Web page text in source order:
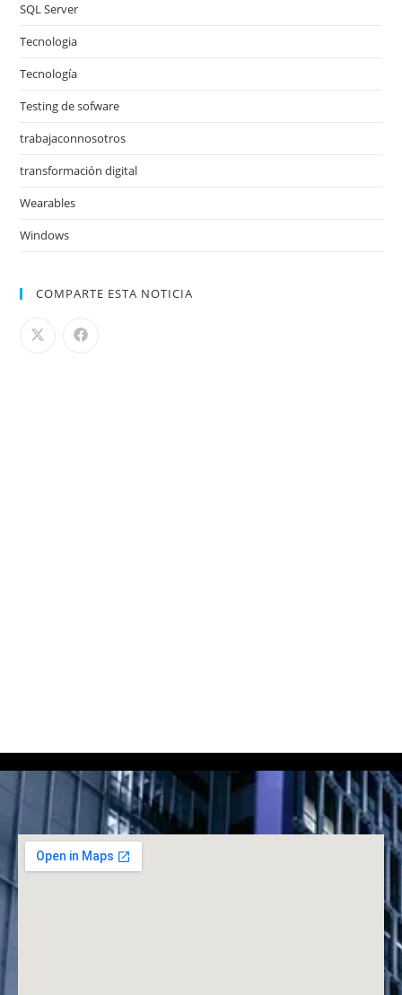
SQL Server
Tecnologia
Tecnología
Testing de sofware
trabajaconnosotros
transformación digital
Wearables
Windows
COMPARTE ESTA NOTICIA